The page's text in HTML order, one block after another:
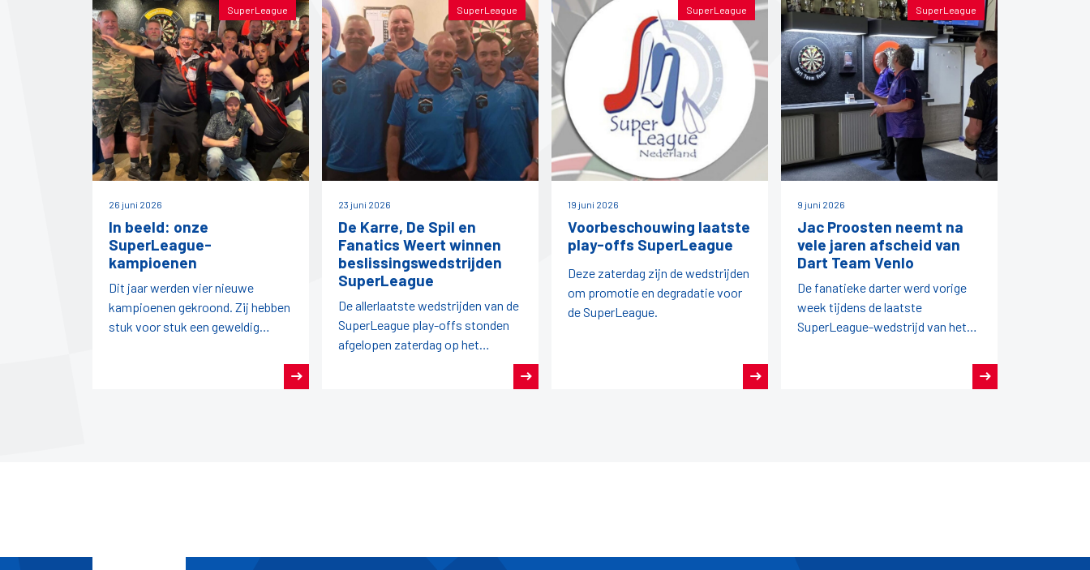
SuperLeague
26 juni 2026
In beeld: onze
SuperLeague-
kampioenen
Dit jaar werden vier nieuwe
kampioenen gekroond. Zij hebben
stuk voor stuk een geweldig
SuperLeague
23 juni 2026
De Karre, De Spil en
Fanatics Weert winnen
beslissingswedstrijden
SuperLeague
De allerlaatste wedstrijden van de
SuperLeague play-offs stonden
afgelopen zaterdag op het
SuperLeague
19 juni 2026
Voorbeschouwing laatste
play-offs SuperLeague
Deze zaterdag zijn de wedstrijden
om promotie en degradatie voor
de SuperLeague.
SuperLeague
9 juni 2026
Jac Proosten neemt na
vele jaren afscheid van
Dart Team Venlo
De fanatieke darter werd vorige
week tijdens de laatste
SuperLeague-wedstrijd van het